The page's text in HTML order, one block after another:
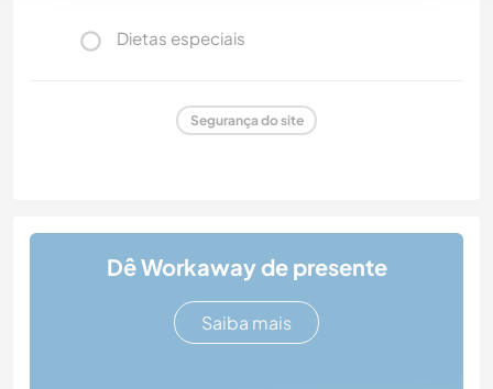
Dietas especiais
Segurança do site
Dê Workaway de presente
Saiba mais